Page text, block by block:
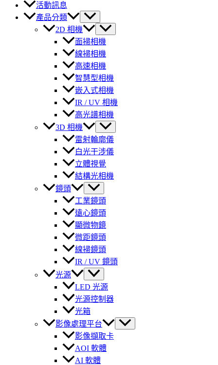
活動訊息
產品分類
2D 相機
面掃相機
線掃相機
高速相機
智慧型相機
嵌入式相機
IR / UV 相機
高光譜相機
3D 相機
雷射輪廓儀
白光干涉儀
立體視覺
結構光相機
鏡頭
工業鏡頭
遠心鏡頭
顯微物鏡
微距鏡頭
線掃鏡頭
IR / UV 鏡頭
光源
LED 光源
光源控制器
光箱
影像處理平台
影像擷取卡
AOI 軟體
AI 軟體